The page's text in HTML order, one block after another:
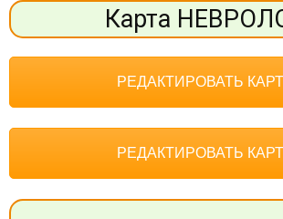
Карта
РЕДАКТИРОВАТЬ
РЕДАКТИРОВАТЬ